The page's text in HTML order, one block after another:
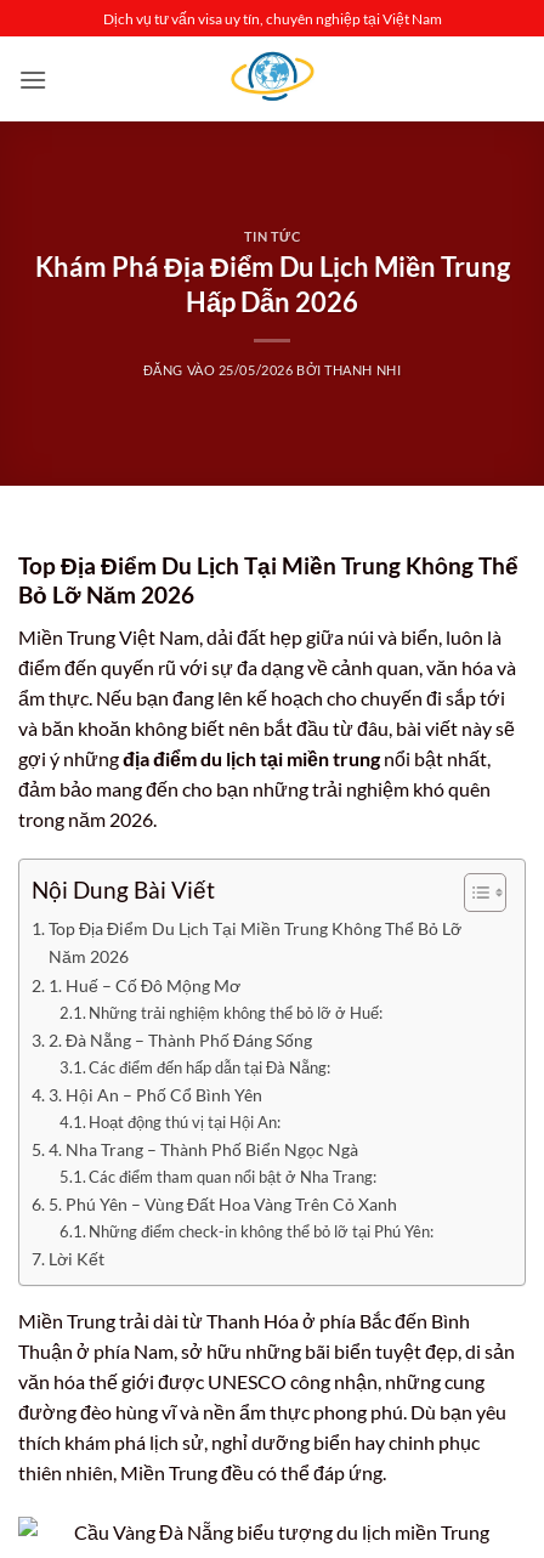
qua
nội
Dịch vụ tư vấn visa uy tín, chuyên nghiệp tại Việt Nam
TIN TỨC
Khám Phá Địa Điểm Du Lịch Miền Trung
Hấp Dẫn 2026
ĐĂNG VÀO 25/05/2026 BỞITHANH NHI
Top Địa Điểm Du Lịch Tại Miền Trung Không Thể
Bỏ Lỡ Năm 2026
Miền Trung Việt Nam, dải đất hẹp giữa núi và biển, luôn là
điểm đến quyến rũ với sự đa dạng về cảnh quan, văn hóa và
ẩm thực. Nếu bạn đang lên kế hoạch cho chuyến đi sắp tới
và băn khoăn không biết nên bắt đầu từ đâu, bài viết này sẽ
gợi ý nhữngđịa điểm du lịch tại miền trungnổi bật nhất,
đảm bảo mang đến cho bạn những trải nghiệm khó quên
trong năm 2026.
Nội Dung Bài Viết
Top Địa Điểm Du Lịch Tại Miền Trung Không Thể Bỏ Lỡ
Năm 2026
1. Huế – Cố Đô Mộng Mơ
Những trải nghiệm không thể bỏ lỡ ở Huế:
2. Đà Nẵng – Thành Phố Đáng Sống
Các điểm đến hấp dẫn tại Đà Nẵng:
3. Hội An – Phố Cổ Bình Yên
Hoạt động thú vị tại Hội An:
4. Nha Trang – Thành Phố Biển Ngọc Ngà
Các điểm tham quan nổi bật ở Nha Trang:
5. Phú Yên – Vùng Đất Hoa Vàng Trên Cỏ Xanh
Những điểm check-in không thể bỏ lỡ tại Phú Yên:
Lời Kết
Miền Trung trải dài từ Thanh Hóa ở phía Bắc đến Bình
Thuận ở phía Nam, sở hữu những bãi biển tuyệt đẹp, di sản
văn hóa thế giới được UNESCO công nhận, những cung
đường đèo hùng vĩ và nền ẩm thực phong phú. Dù bạn yêu
thích khám phá lịch sử, nghỉ dưỡng biển hay chinh phục
thiên nhiên, Miền Trung đều có thể đáp ứng.